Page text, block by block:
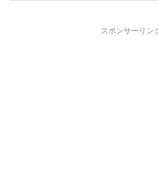
スポンサーリン